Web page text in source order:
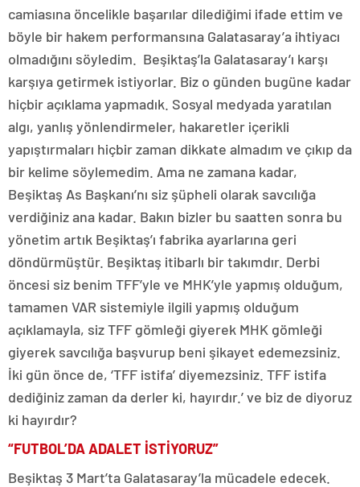
camiasına öncelikle başarılar dilediğimi ifade ettim ve
böyle bir hakem performansına Galatasaray’a ihtiyacı
olmadığını söyledim. Beşiktaş’la Galatasaray’ı karşı
karşıya getirmek istiyorlar. Biz o günden bugüne kadar
hiçbir açıklama yapmadık. Sosyal medyada yaratılan
algı, yanlış yönlendirmeler, hakaretler içerikli
yapıştırmaları hiçbir zaman dikkate almadım ve çıkıp da
bir kelime söylemedim. Ama ne zamana kadar,
Beşiktaş As Başkanı’nı siz şüpheli olarak savcılığa
verdiğiniz ana kadar. Bakın bizler bu saatten sonra bu
yönetim artık Beşiktaş’ı fabrika ayarlarına geri
döndürmüştür. Beşiktaş itibarlı bir takımdır. Derbi
öncesi siz benim TFF’yle ve MHK’yle yapmış olduğum,
tamamen VAR sistemiyle ilgili yapmış olduğum
açıklamayla, siz TFF gömleği giyerek MHK gömleği
giyerek savcılığa başvurup beni şikayet edemezsiniz.
İki gün önce de, ‘TFF istifa’ diyemezsiniz. TFF istifa
dediğiniz zaman da derler ki, hayırdır.’ ve biz de diyoruz
ki hayırdır?
“FUTBOL’DA ADALET İSTİYORUZ”
Beşiktaş 3 Mart’ta Galatasaray’la mücadele edecek.